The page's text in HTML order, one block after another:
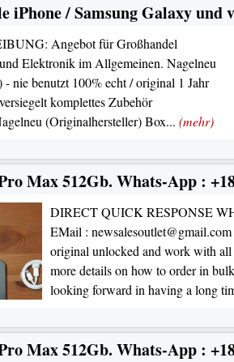
iPhone / Samsung Galaxy und
Angebot für Großhandel
Elektronik im Allgemeinen. Nagelneu
nie benutzt 100% echt / original 1 Jahr
komplettes Zubehör
(Originalhersteller) Box... (mehr)
Max 512Gb. Whats-App :
DIRECT QUICK RESPONSE
EMail :
original unlocked and work with all
more details on how to order in
looking forward in having a long
Max 512Gb. Whats-App :